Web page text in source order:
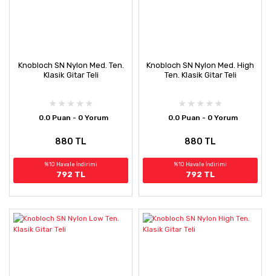
Knobloch SN Nylon Med. Ten.
Klasik Gitar Teli
0.0 Puan - 0 Yorum
880 TL
%10 Havale İndirimi
792 TL
Knobloch SN Nylon Med. High
Ten. Klasik Gitar Teli
0.0 Puan - 0 Yorum
880 TL
%10 Havale İndirimi
792 TL